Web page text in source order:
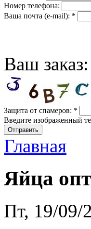
Номер телефона:
Ваша почта (е-mail): *
Ваш заказ:
Защита от спамеров: *
Введите изображенный
Главная
Яйца
Пт, 19/09/